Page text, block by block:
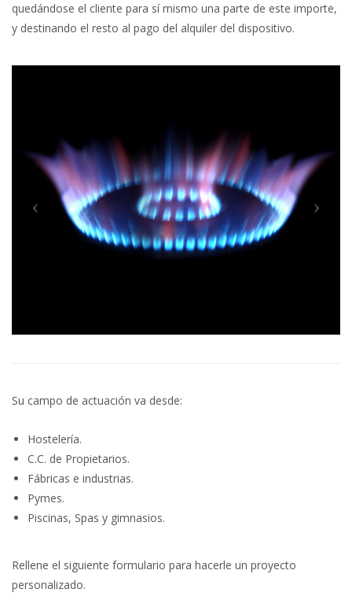
quedándose el cliente para sí mismo una parte de este importe,
y destinando el resto al pago del alquiler del dispositivo.
Su campo de actuación va desde:
Hostelería.
C.C. de Propietarios.
Fábricas e industrias.
Pymes.
Piscinas, Spas y gimnasios.
Rellene el siguiente formulario para hacerle un proyecto
personalizado.